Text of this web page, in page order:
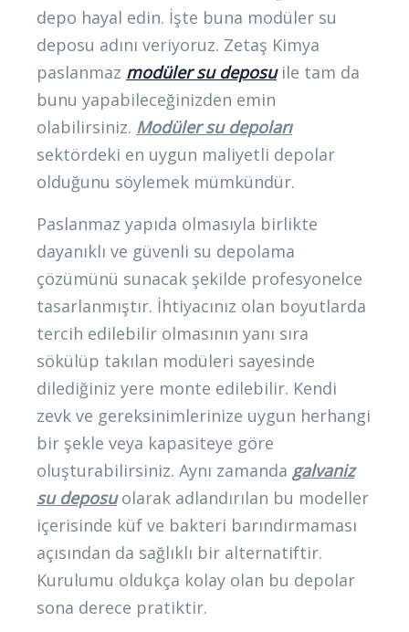
depo hayal edin. İşte buna modüler su
deposu adını veriyoruz. Zetaş Kimya
paslanmaz modüler su deposuile tam da
bunu yapabileceğinizden emin
olabilirsiniz. Modüler su depoları
sektördeki en uygun maliyetli depolar
olduğunu söylemek mümkündür.
Paslanmaz yapıda olmasıyla birlikte
dayanıklı ve güvenli su depolama
çözümünü sunacak şekilde profesyonelce
tasarlanmıştır. İhtiyacınız olan boyutlarda
tercih edilebilir olmasının yanı sıra
sökülüp takılan modüleri sayesinde
dilediğiniz yere monte edilebilir. Kendi
zevk ve gereksinimlerinize uygun herhangi
bir şekle veya kapasiteye göre
oluşturabilirsiniz. Aynı zamanda galvaniz
su deposuolarak adlandırılan bu modeller
içerisinde küf ve bakteri barındırmaması
açısından da sağlıklı bir alternatiftir.
Kurulumu oldukça kolay olan bu depolar
sona derece pratiktir.